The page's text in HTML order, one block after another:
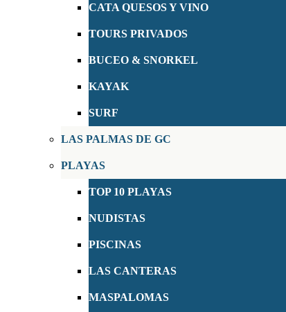
CATA QUESOS Y VINO
TOURS PRIVADOS
BUCEO & SNORKEL
KAYAK
SURF
LAS PALMAS DE GC
PLAYAS
TOP 10 PLAYAS
NUDISTAS
PISCINAS
LAS CANTERAS
MASPALOMAS